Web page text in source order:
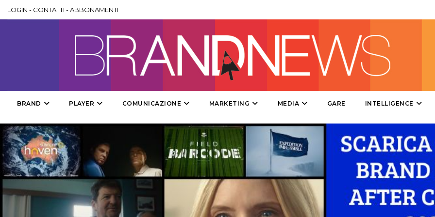
DESIGN
PUNTI VENDITA
CSR
LOGIN - CONTATTI -ABBONAMENTI
BRAND PLAYER COMUNICAZIONE MARKETING MEDIA GARE INTELLIGENCE